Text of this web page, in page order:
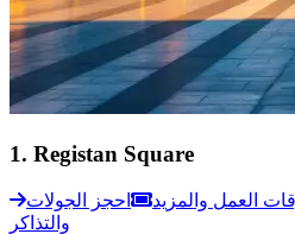
1. Registan Square
العمل والمزيد
احجز الجولات
والتذاكر